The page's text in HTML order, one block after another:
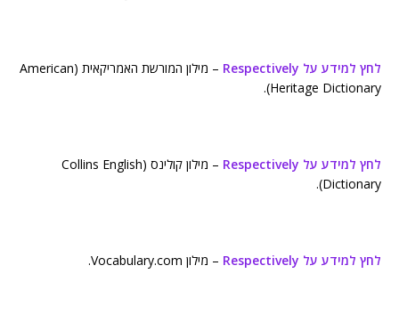
לחץ למידע על Respectively
– מילון המורשת האמריקאית (American
Heritage Dictionary).
לחץ למידע על Respectively
– מילון קולינס (Collins English
Dictionary).
לחץ למידע על Respectively – מילון Vocabulary.com.